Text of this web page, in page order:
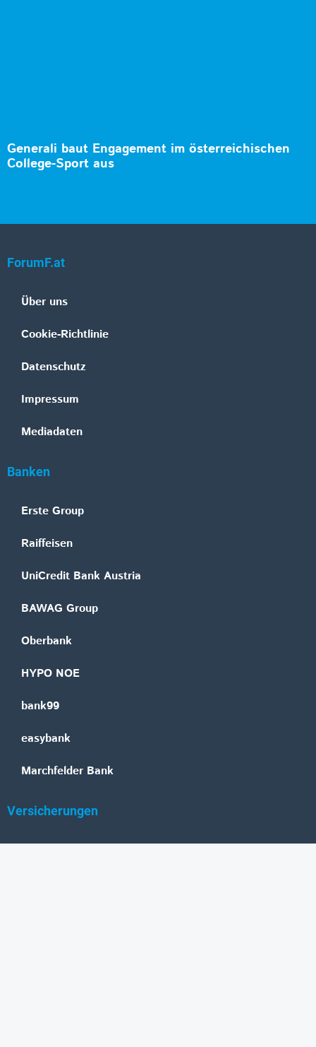
Generali baut Engagement im österreichischen
College-Sport aus
ForumF.at
Über uns
Cookie-Richtlinie
Datenschutz
Impressum
Mediadaten
Banken
Erste Group
Raiffeisen
UniCredit Bank Austria
BAWAG Group
Oberbank
HYPO NOE
bank99
easybank
Marchfelder Bank
Versicherungen